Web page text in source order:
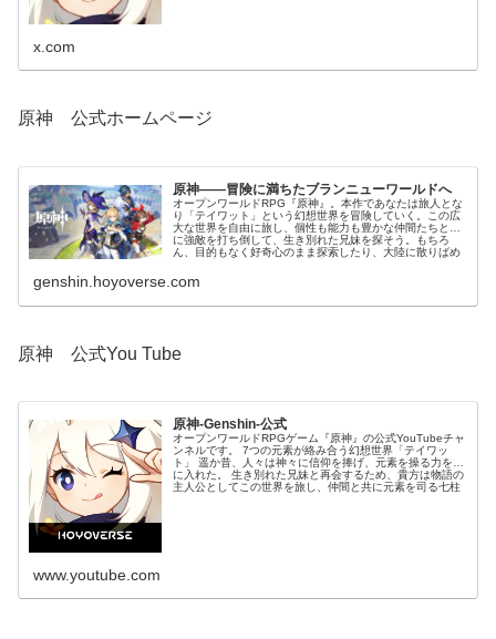
x.com
原神 公式ホームページ
原神——冒険に満ちたブランニューワールドへ
オープンワールドRPG『原神』。本作であなたは旅人とな
り「テイワット」という幻想世界を冒険していく。この広
大な世界を自由に旅し、個性も能力も豊かな仲間たちと共
に強敵を打ち倒して、生き別れた兄妹を探そう。もちろ
ん、目的もなく好奇心のまま探索したり、大陸に散りばめ
genshin.hoyoverse.com
原神 公式You Tube
原神-Genshin-公式
オープンワールドRPGゲーム『原神』の公式YouTubeチャ
ンネルです。 7つの元素が絡み合う幻想世界「テイワッ
ト」 遥か昔、人々は神々に信仰を捧げ、元素を操る力を手
に入れた。 生き別れた兄妹と再会するため、貴方は物語の
主人公としてこの世界を旅し、仲間と共に元素を司る七柱
www.youtube.com